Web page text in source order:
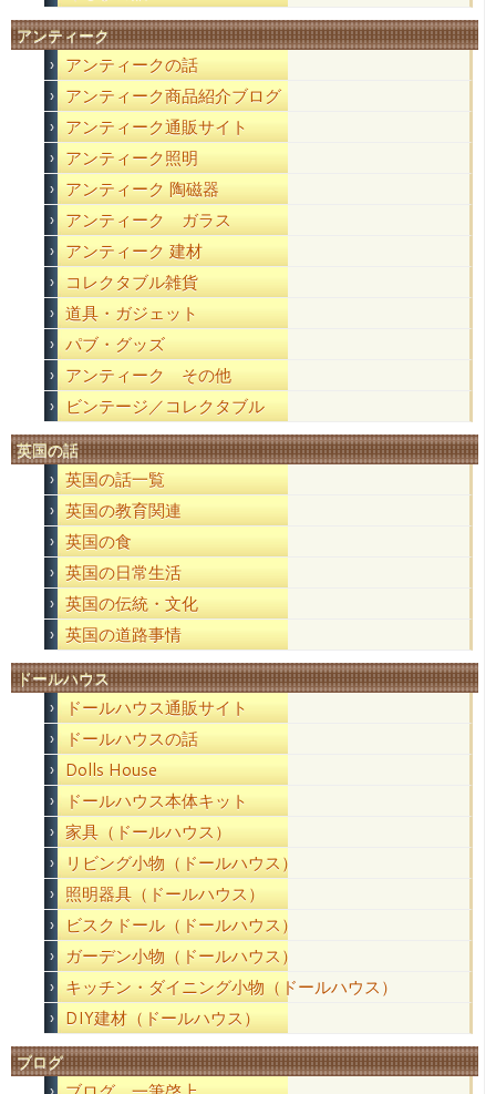
アンティーク
アンティークの話
アンティーク商品紹介ブログ
アンティーク通販サイト
アンティーク照明
アンティーク 陶磁器
アンティーク ガラス
アンティーク 建材
コレクタブル雑貨
道具・ガジェット
パブ・グッズ
アンティーク その他
ビンテージ／コレクタブル
英国の話
英国の話一覧
英国の教育関連
英国の食
英国の日常生活
英国の伝統・文化
英国の道路事情
ドールハウス
ドールハウス通販サイト
ドールハウスの話
Dolls House
ドールハウス本体キット
家具（ドールハウス）
リビング小物（ドールハウス）
照明器具（ドールハウス）
ビスクドール（ドールハウス）
ガーデン小物（ドールハウス）
キッチン・ダイニング小物（ドールハウス）
DIY建材（ドールハウス）
ブログ